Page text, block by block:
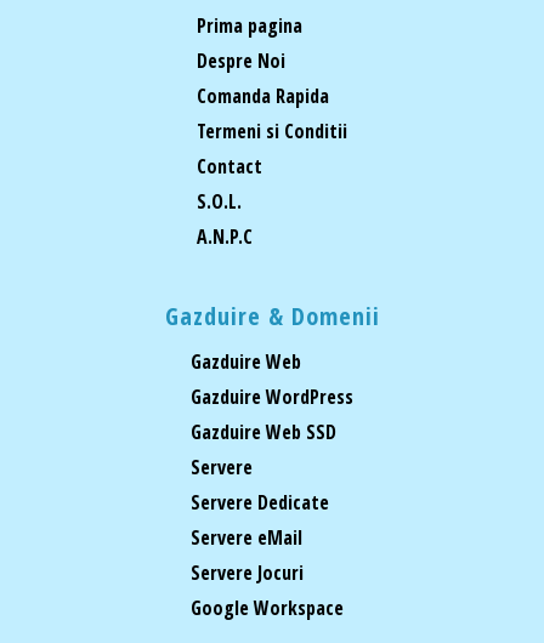
Prima pagina
Despre Noi
Comanda Rapida
Termeni si Conditii
Contact
S.O.L.
A.N.P.C
Gazduire & Domenii
Gazduire Web
Gazduire WordPress
Gazduire Web SSD
Servere
Servere Dedicate
Servere eMail
Servere Jocuri
Google Workspace